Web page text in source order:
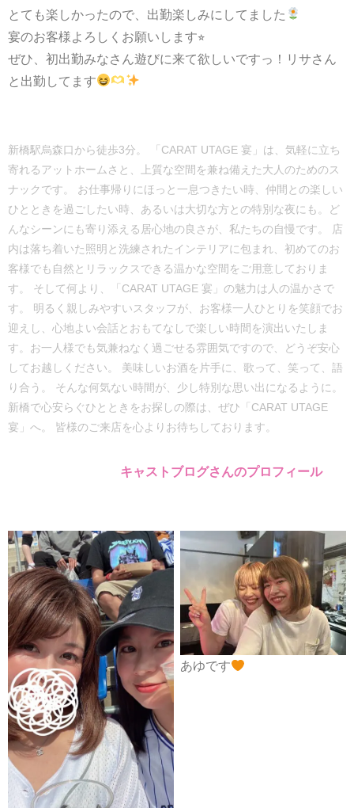
とても楽しかったので、出勤楽しみにしてました
宴のお客様よろしくお願いします⭐︎
ぜひ、初出勤みなさん遊びに来て欲しいですっ！リサさん
と出勤してます
新橋駅烏森口から徒歩3分。 「CARAT UTAGE 宴」は、気軽に立ち
寄れるアットホームさと、上質な空間を兼ね備えた大人のためのス
ナックです。 お仕事帰りにほっと一息つきたい時、仲間との楽しい
ひとときを過ごしたい時、あるいは大切な方との特別な夜にも。ど
んなシーンにも寄り添える居心地の良さが、私たちの自慢です。 店
内は落ち着いた照明と洗練されたインテリアに包まれ、初めてのお
客様でも自然とリラックスできる温かな空間をご用意しておりま
す。 そして何より、「CARAT UTAGE 宴」の魅力は人の温かさで
す。 明るく親しみやすいスタッフが、お客様一人ひとりを笑顔でお
迎えし、心地よい会話とおもてなしで楽しい時間を演出いたしま
す。お一人様でも気兼ねなく過ごせる雰囲気ですので、どうぞ安心
してお越しください。 美味しいお酒を片手に、歌って、笑って、語
り合う。 そんな何気ない時間が、少し特別な思い出になるように。
新橋で心安らぐひとときをお探しの際は、ぜひ「CARAT UTAGE
宴」へ。 皆様のご来店を心よりお待ちしております。
キャストブログさんのプロフィール
あゆです